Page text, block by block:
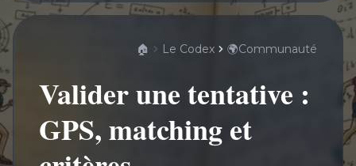
🏠 Le Codex 🌍Communauté
Valider une tentative : GPS,
Valider une tentative :
GPS, matching et